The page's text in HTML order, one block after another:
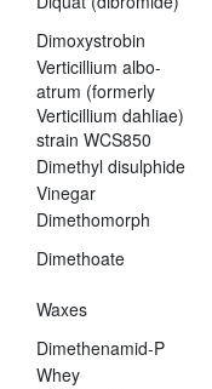
Dimoxystrobin
Verticillium albo-
atrum (formerly
Verticillium dahliae)
strain WCS850
Dimethyl disulphide
Vinegar
Dimethomorph
Dimethoate
Waxes
Dimethenamid-P
Whey